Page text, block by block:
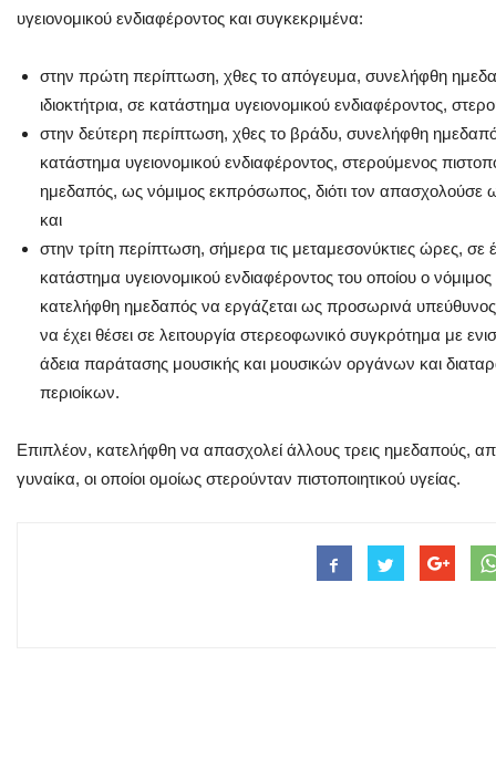
υγειονομικού ενδιαφέροντος και συγκεκριμένα:
στην πρώτη περίπτωση, χθες το απόγευμα, συνελήφθη
ιδιοκτήτρια, σε κατάστημα υγειονομικού ενδιαφέροντος,
στην δεύτερη περίπτωση, χθες το βράδυ, συνελήφθη
κατάστημα υγειονομικού ενδιαφέροντος, στερούμενος
ημεδαπός, ως νόμιμος εκπρόσωπος, διότι τον απασχολούσε
και
στην τρίτη περίπτωση, σήμερα τις μεταμεσονύκτιες ώρες, σε
κατάστημα υγειονομικού ενδιαφέροντος του οποίου ο
κατελήφθη ημεδαπός να εργάζεται ως προσωρινά υπεύθυνος,
να έχει θέσει σε λειτουργία στερεοφωνικό συγκρότημα με
άδεια παράτασης μουσικής και μουσικών οργάνων και
περιοίκων.
Επιπλέον, κατελήφθη να απασχολεί άλλους τρεις ημεδαπούς,
γυναίκα, οι οποίοι ομοίως στερούνταν πιστοποιητικού υγείας.